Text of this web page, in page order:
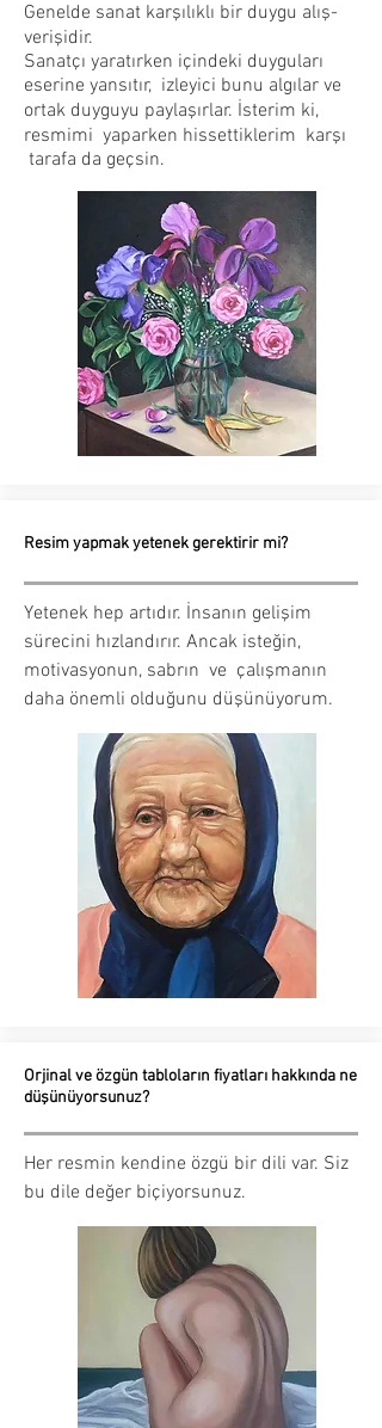
Genelde sanat karşılıklı bir duygu alış-
verişidir.
Sanatçı yaratırken içindeki duyguları
eserine yansıtır, izleyici bunu algılar ve
ortak duyguyu paylaşırlar. İsterim ki,
resmimi yaparken hissettiklerim karşı
tarafa da geçsin.
Resim yapmak yetenek gerektirir mi?
Yetenek hep artıdır. İnsanın gelişim
sürecini hızlandırır. Ancak isteğin,
motivasyonun, sabrın ve çalışmanın
daha önemli olduğunu düşünüyorum.
Orjinal ve özgün tabloların fiyatları hakkında ne
düşünüyorsunuz?
Her resmin kendine özgü bir dili var. Siz
bu dile değer biçiyorsunuz.